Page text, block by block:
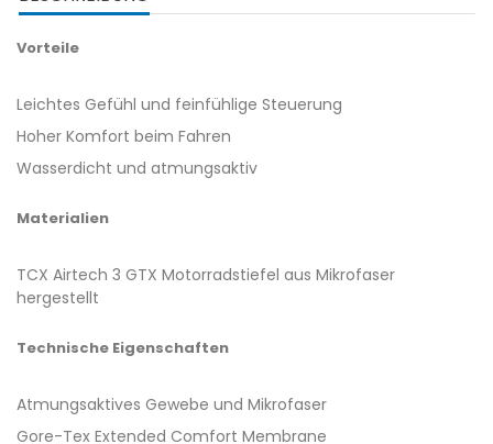
Vorteile
Leichtes Gefühl und feinfühlige Steuerung
Hoher Komfort beim Fahren
Wasserdicht und atmungsaktiv
Materialien
TCX Airtech 3 GTX Motorradstiefel aus Mikrofaser
hergestellt
Technische Eigenschaften
Atmungsaktives Gewebe und Mikrofaser
Gore-Tex Extended Comfort Membrane